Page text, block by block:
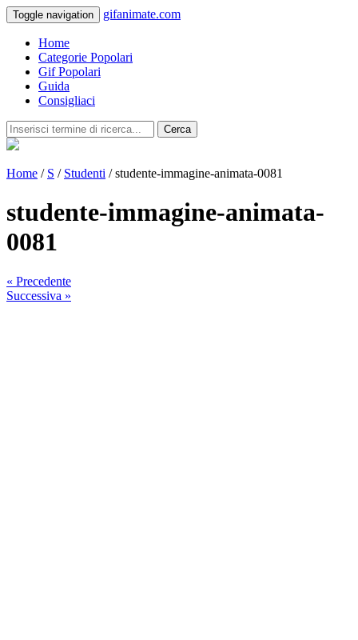
Toggle navigation gifanimate.com
Home
Categorie Popolari
Gif Popolari
Guida
Consigliaci
Cerca
Home / S / Studenti / studente-immagine-animata-0081
studente-immagine-animata-
0081
« Precedente
Successiva »